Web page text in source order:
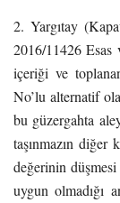
2. Yargıtay
2016/11426 Esas
içeriği ve
No’lu alternatif
bu güzergahta
taşınmazın
değerinin
uygun olmadığı